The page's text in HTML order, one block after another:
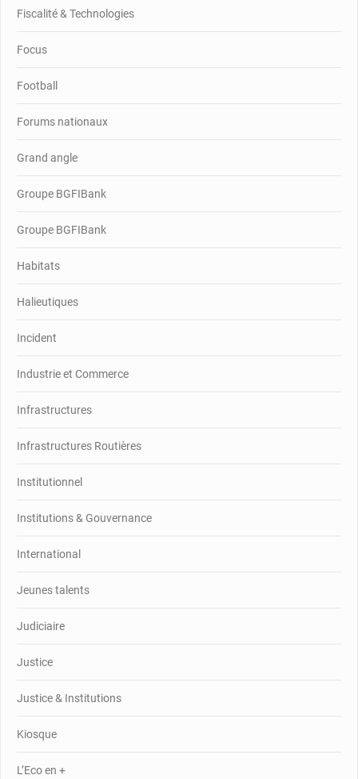
Fiscalité & Technologies
Focus
Football
Forums nationaux
Grand angle
Groupe BGFIBank
Groupe BGFIBank
Habitats
Halieutiques
Incident
Industrie et Commerce
Infrastructures
Infrastructures Routières
Institutionnel
Institutions & Gouvernance
International
Jeunes talents
Judiciaire
Justice
Justice & Institutions
Kiosque
L’Eco en +